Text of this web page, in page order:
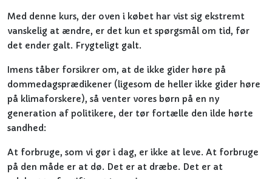
Med denne kurs, der oven i købet har vist sig ekstremt
vanskelig at ændre, er det kun et spørgsmål om tid, før
det ender galt. Frygteligt galt.
Imens tåber forsikrer om, at de ikke gider høre på
dommedagsprædikener (ligesom de heller ikke gider høre
på klimaforskere), så venter vores børn på en ny
generation af politikere, der tør fortælle den ilde hørte
sandhed:
At forbruge, som vi gør i dag, er ikke at leve. At forbruge
på den måde er at dø. Det er at dræbe. Det er at